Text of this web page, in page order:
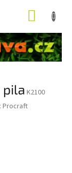
pila K2100
Procraft